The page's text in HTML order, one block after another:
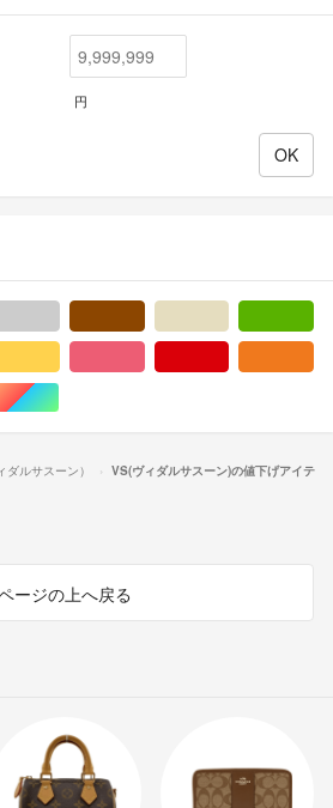
円
ルド/金色系マルチカラー
ダルサスーン）
VS(ヴィダルサスーン)の値下げアイテ
ージの上へ戻る